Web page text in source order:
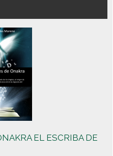
EL ESCRIBA DE